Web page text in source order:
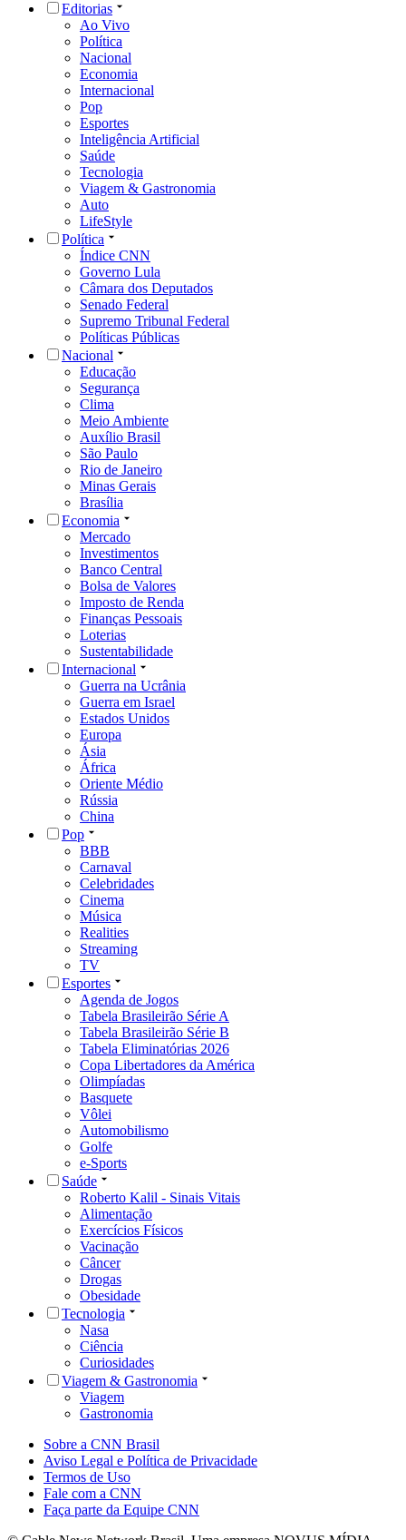
Editorias
Ao Vivo
Política
Nacional
Economia
Internacional
Pop
Esportes
Inteligência Artificial
Saúde
Tecnologia
Viagem & Gastronomia
Auto
LifeStyle
Política
Índice CNN
Governo Lula
Câmara dos Deputados
Senado Federal
Supremo Tribunal Federal
Políticas Públicas
Nacional
Educação
Segurança
Clima
Meio Ambiente
Auxílio Brasil
São Paulo
Rio de Janeiro
Minas Gerais
Brasília
Economia
Mercado
Investimentos
Banco Central
Bolsa de Valores
Imposto de Renda
Finanças Pessoais
Loterias
Sustentabilidade
Internacional
Guerra na Ucrânia
Guerra em Israel
Estados Unidos
Europa
Ásia
África
Oriente Médio
Rússia
China
Pop
BBB
Carnaval
Celebridades
Cinema
Música
Realities
Streaming
TV
Esportes
Agenda de Jogos
Tabela Brasileirão Série A
Tabela Brasileirão Série B
Tabela Eliminatórias 2026
Copa Libertadores da América
Olimpíadas
Basquete
Vôlei
Automobilismo
Golfe
e-Sports
Saúde
Roberto Kalil - Sinais Vitais
Alimentação
Exercícios Físicos
Vacinação
Câncer
Drogas
Obesidade
Tecnologia
Nasa
Ciência
Curiosidades
Viagem & Gastronomia
Viagem
Gastronomia
Sobre a CNN Brasil
Aviso Legal e Política de Privacidade
Termos de Uso
Fale com a CNN
Faça parte da Equipe CNN